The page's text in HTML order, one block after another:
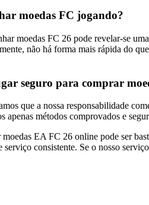
moedas FC jogando?
moedas FC 26 pode revelar-se
não há forma mais rápida do
seguro para comprar
que a nossa responsabilidade
apenas métodos comprovados e
moedas EA FC 26 online pode ser
consistente. Se o nosso